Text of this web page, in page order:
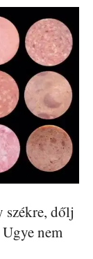
székre, dőlj
nem